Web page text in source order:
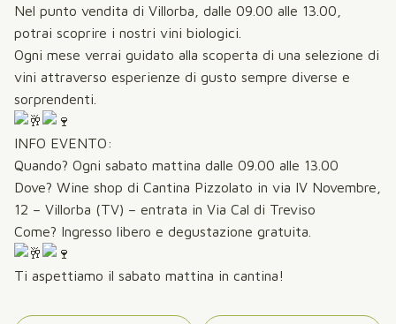
Nel punto vendita di Villorba, dalle 09.00 alle 13.00,
potrai scoprire i nostri vini biologici.
Ogni mese verrai guidato alla scoperta di una selezione di
vini attraverso esperienze di gusto sempre diverse e
sorprendenti.
INFO EVENTO:
Quando? Ogni sabato mattina dalle 09.00 alle 13.00
Dove? Wine shop di Cantina Pizzolato in via IV Novembre,
12 – Villorba (TV) – entrata in Via Cal di Treviso
Come? Ingresso libero e degustazione gratuita.
Ti aspettiamo il sabato mattina in cantina!